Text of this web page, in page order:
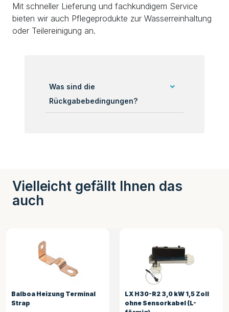
Mit schneller Lieferung und fachkundigem Service
bieten wir auch Pflegeprodukte zur Wasserreinhaltung
oder Teilereinigung an.
Was sind die
Rückgabebedingungen?
Vielleicht gefällt Ihnen das
auch
Balboa Heizung Terminal
Strap
LX H30-R2 3,0 kW 1,5 Zoll
ohne Sensorkabel (L-